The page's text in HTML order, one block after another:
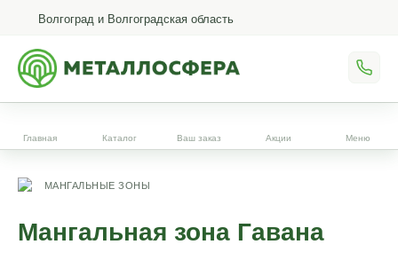
Волгоград и Волгоградская область
Главная Каталог Ваш заказ Акции Меню
МАНГАЛЬНЫЕ ЗОНЫ
Мангальная зона Гавана